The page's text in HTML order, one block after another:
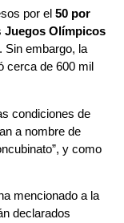
por el 50 por
Juegos Olímpicos
Sin embargo, la
cerca de 600 mil
condiciones de
a nombre de
y como
mencionado a la
declarados